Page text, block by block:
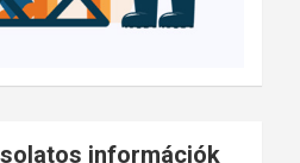
információk